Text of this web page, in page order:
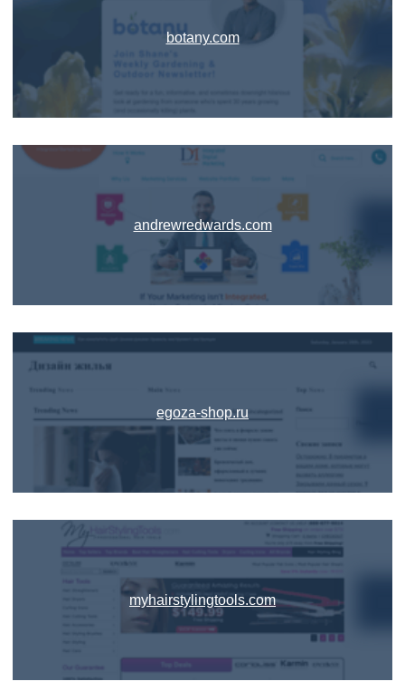
botany.com
andrewredwards.com
egoza-shop.ru
myhairstylingtools.com